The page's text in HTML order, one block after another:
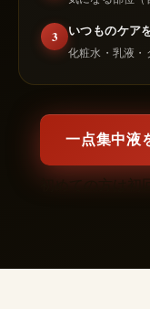
3 いつものケア
化粧水・乳液・
一点集中液
初めての方は